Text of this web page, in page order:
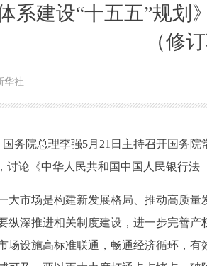
系建设“十五五”规
（修
华社
务院总理李强5月21日主持召开国务院
讨论《中华人民共和国中国人民银行法
市场是构建新发展格局、推动高质量
纵深推进相关制度建设，进一步完善
场设施高标准联通，畅通经济循环，